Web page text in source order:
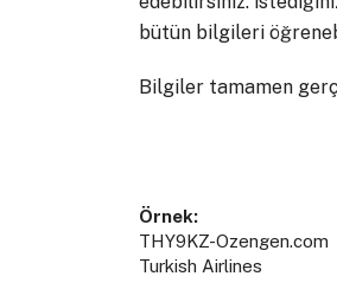
bütün bilgileri
Bilgiler tamamen
Örnek:
THY9KZ-Ozengen.com
Turkish Airlines